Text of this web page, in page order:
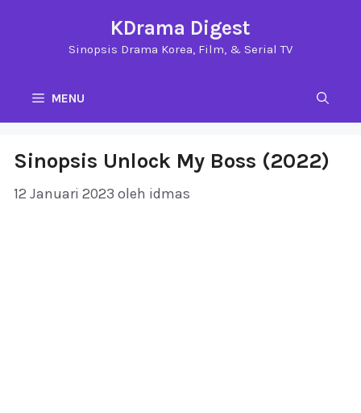
KDrama Digest
Sinopsis Drama Korea, Film, & Serial TV
MENU
Sinopsis Unlock My Boss (2022)
12 Januari 2023 oleh idmas